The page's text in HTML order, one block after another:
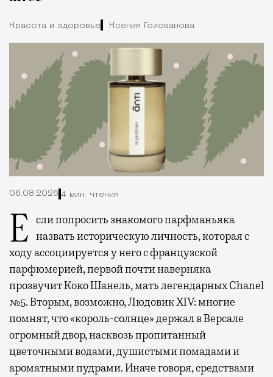
Красота и здоровье Ксения Голованова
06.08.2026 4 мин. чтения
Если попросить знакомого парфманьяка назвать историческую личность, которая с
ходу ассоциируется у него с французской
парфюмерией, первой почти наверняка
прозвучит Коко Шанель, мать легендарных Chanel
№5. Вторым, возможно, Людовик XIV: многие
помнят, что «король-солнце» держал в Версале
огромный двор, насквозь пропитанный
цветочными водами, душистыми помадами и
ароматными пудрами. Иначе говоря, средствами